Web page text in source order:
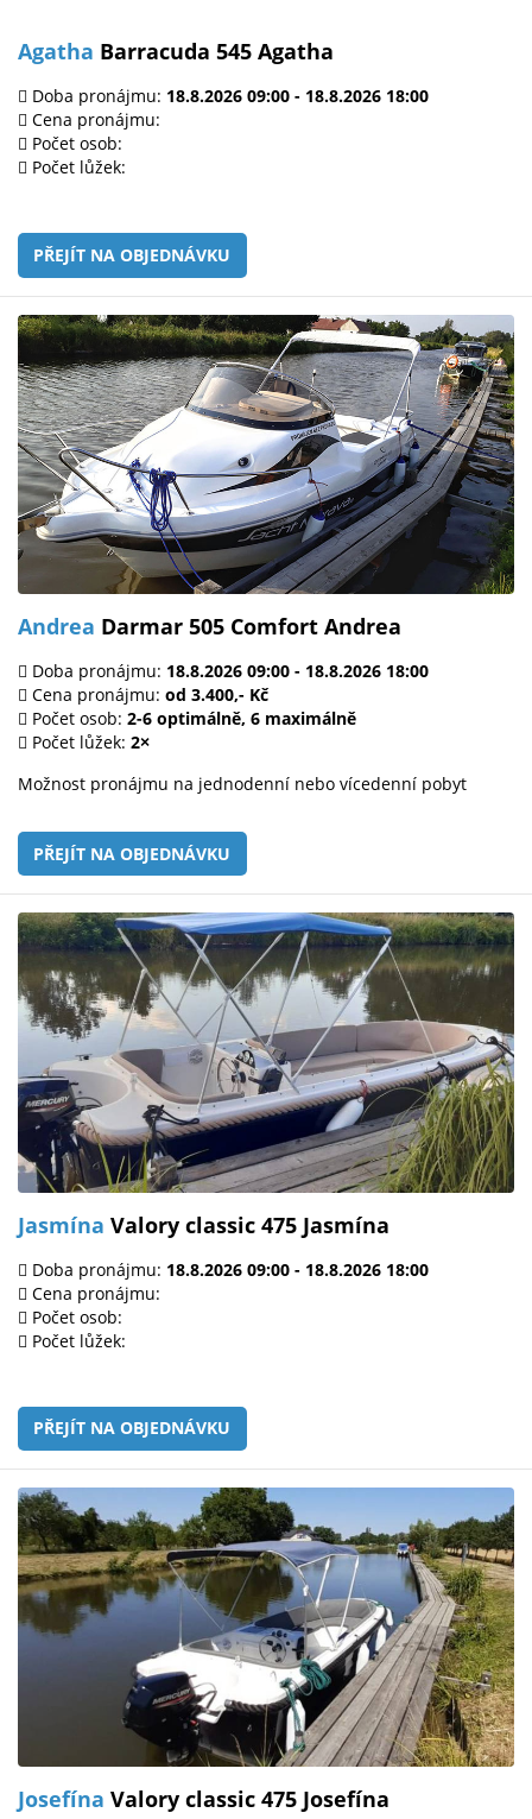
Agatha Barracuda 545 Agatha
Doba pronájmu: 18.8.2026 09:00 - 18.8.2026 18:00
Cena pronájmu:
Počet osob:
Počet lůžek:
PŘEJÍT NA OBJEDNÁVKU
Andrea Darmar 505 Comfort Andrea
Doba pronájmu: 18.8.2026 09:00 - 18.8.2026 18:00
Cena pronájmu: od 3.400,- Kč
Počet osob: 2-6 optimálně, 6 maximálně
Počet lůžek: 2×
Možnost pronájmu na jednodenní nebo vícedenní pobyt
PŘEJÍT NA OBJEDNÁVKU
Jasmína Valory classic 475 Jasmína
Doba pronájmu: 18.8.2026 09:00 - 18.8.2026 18:00
Cena pronájmu:
Počet osob:
Počet lůžek:
PŘEJÍT NA OBJEDNÁVKU
Josefína Valory classic 475 Josefína